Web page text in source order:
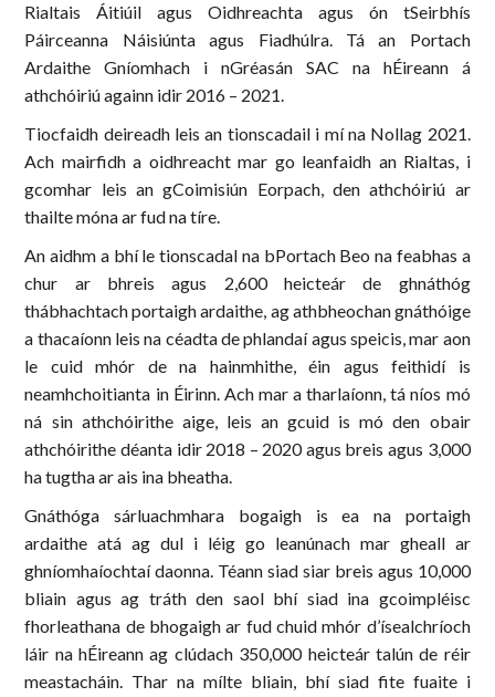
Rialtais Áitiúil agus Oidhreachta agus ón tSeirbhís
Páirceanna Náisiúnta agus Fiadhúlra. Tá an Portach
Ardaithe Gníomhach i nGréasán SAC na hÉireann á
athchóiriú againn idir 2016 – 2021.
Tiocfaidh deireadh leis an tionscadail i mí na Nollag 2021.
Ach mairfidh a oidhreacht mar go leanfaidh an Rialtas, i
gcomhar leis an gCoimisiún Eorpach, den athchóiriú ar
thailte móna ar fud na tíre.
An aidhm a bhí le tionscadal na bPortach Beo na feabhas a
chur ar bhreis agus 2,600 heicteár de ghnáthóg
thábhachtach portaigh ardaithe, ag athbheochan gnáthóige
a thacaíonn leis na céadta de phlandaí agus speicis, mar aon
le cuid mhór de na hainmhithe, éin agus feithidí is
neamhchoitianta in Éirinn. Ach mar a tharlaíonn, tá níos mó
ná sin athchóirithe aige, leis an gcuid is mó den obair
athchóirithe déanta idir 2018 – 2020 agus breis agus 3,000
ha tugtha ar ais ina bheatha.
Gnáthóga sárluachmhara bogaigh is ea na portaigh
ardaithe atá ag dul i léig go leanúnach mar gheall ar
ghníomhaíochtaí daonna. Téann siad siar breis agus 10,000
bliain agus ag tráth den saol bhí siad ina gcoimpléisc
fhorleathana de bhogaigh ar fud chuid mhór d’ísealchríoch
láir na hÉireann ag clúdach 350,000 heicteár talún de réir
meastacháin. Thar na mílte bliain, bhí siad fite fuaite i